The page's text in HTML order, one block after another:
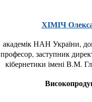
ХІМІЧ
академік НАН України,
професор, заступник
кібернетики імені В.М.